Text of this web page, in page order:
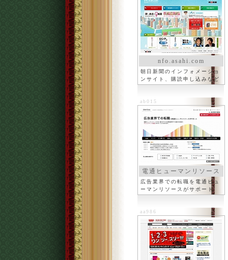
nfo.asahi.com
朝日新聞のインフォメーショ
ンサイト、購読申し込みなど
ab015
電通ヒューマンリソース
広告業界での転職を電通ヒュ
ーマンリソースがサポート
aa986